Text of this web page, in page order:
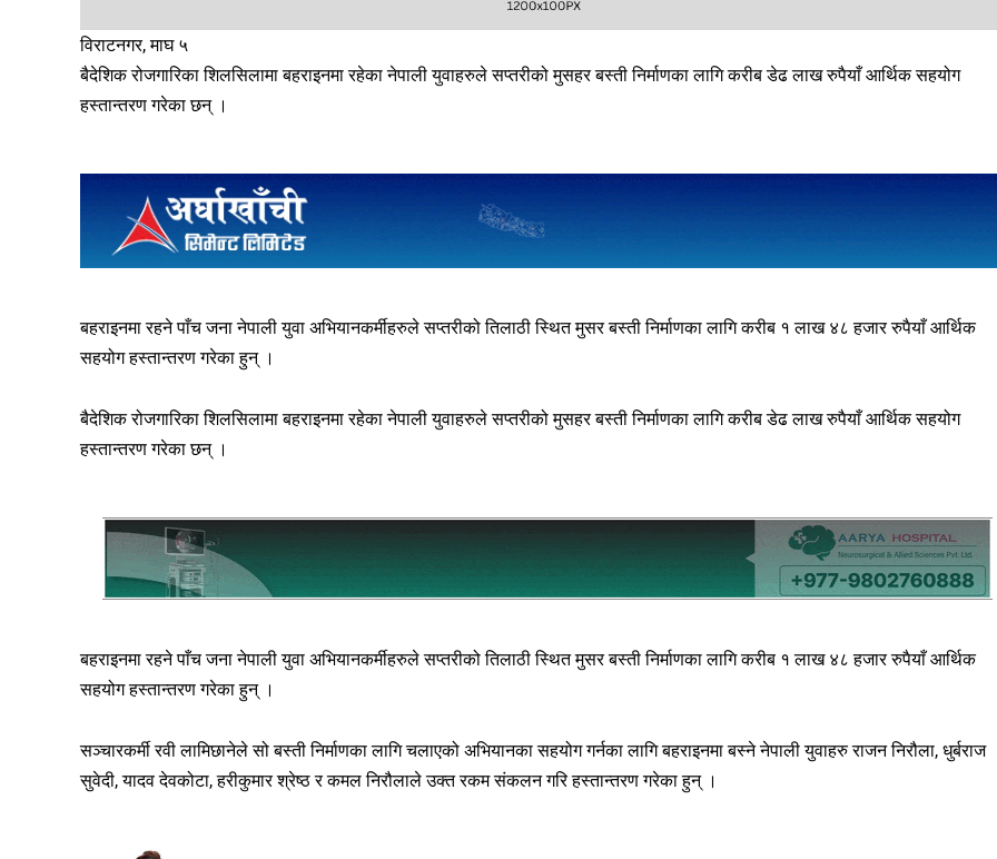
विराटनगर, माघ ५
बैदेशिक रोजगारिका शिलसिलामा बहराइनमा रहेका नेपाली युवाहरुले सप्तरीको मुसहर बस्ती निर्माणका लागि करीब डेढ लाख रुपैयाँ आर्थिक सहयोग
हस्तान्तरण गरेका छन् ।
बहराइनमा रहने पाँच जना नेपाली युवा अभियानकर्मीहरुले सप्तरीको तिलाठी स्थित मुसर बस्ती निर्माणका लागि करीब १ लाख ४८ हजार रुपैयाँ आर्थिक
सहयोग हस्तान्तरण गरेका हुन् ।
बैदेशिक रोजगारिका शिलसिलामा बहराइनमा रहेका नेपाली युवाहरुले सप्तरीको मुसहर बस्ती निर्माणका लागि करीब डेढ लाख रुपैयाँ आर्थिक सहयोग
हस्तान्तरण गरेका छन् ।
बहराइनमा रहने पाँच जना नेपाली युवा अभियानकर्मीहरुले सप्तरीको तिलाठी स्थित मुसर बस्ती निर्माणका लागि करीब १ लाख ४८ हजार रुपैयाँ आर्थिक
सहयोग हस्तान्तरण गरेका हुन् ।
सञ्चारकर्मी रवी लामिछानेले सो बस्ती निर्माणका लागि चलाएको अभियानका सहयोग गर्नका लागि बहराइनमा बस्ने नेपाली युवाहरु राजन निरौला, धुर्बराज
सुवेदी, यादव देवकोटा, हरीकुमार श्रेष्ठ र कमल निरौलाले उक्त रकम संकलन गरि हस्तान्तरण गरेका हुन् ।